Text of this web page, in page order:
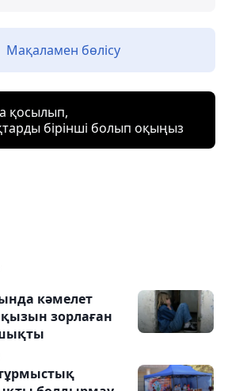
Мақаламен бөлісу
қосылып,
бірінші болып оқыңыз
кәмелет
зорлаған